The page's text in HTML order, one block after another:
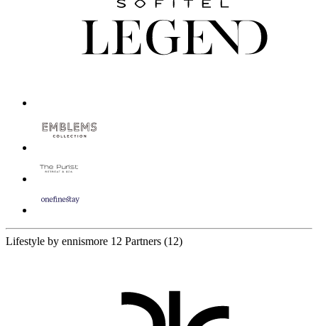
Lifestyle by ennismore 12 Partners (12)